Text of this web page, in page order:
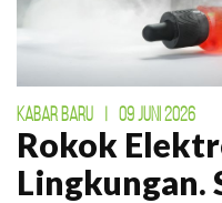
KABAR BARU | 09 JUNI 2026
Rokok
Lingkungan.